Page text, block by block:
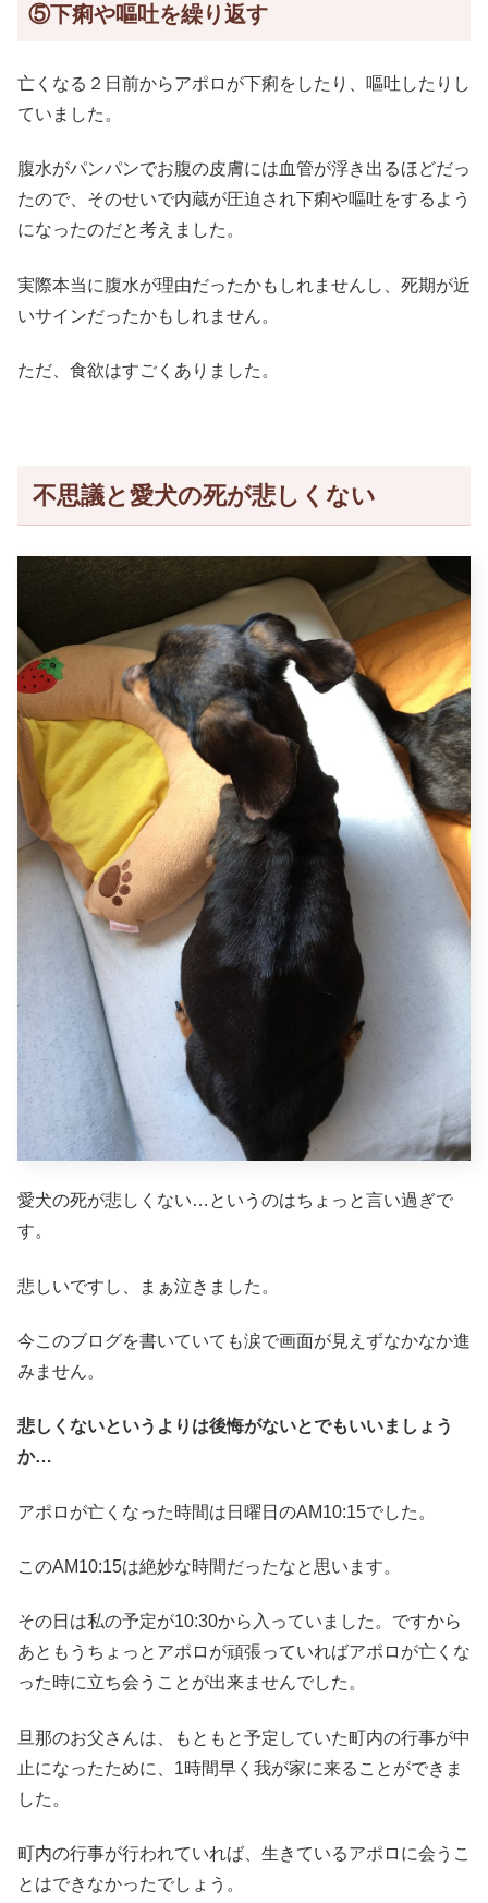
⑤下痢や嘔吐を繰り返す
亡くなる２日前からアポロが下痢をしたり、嘔吐したりし
ていました。
腹水がパンパンでお腹の皮膚には血管が浮き出るほどだっ
たので、そのせいで内蔵が圧迫され下痢や嘔吐をするよう
になったのだと考えました。
実際本当に腹水が理由だったかもしれませんし、死期が近
いサインだったかもしれません。
ただ、食欲はすごくありました。
不思議と愛犬の死が悲しくない
愛犬の死が悲しくない…というのはちょっと言い過ぎで
す。
悲しいですし、まぁ泣きました。
今このブログを書いていても涙で画面が見えずなかなか進
みません。
悲しくないというよりは後悔がないとでもいいましょう
か…
アポロが亡くなった時間は日曜日のAM10:15でした。
このAM10:15は絶妙な時間だったなと思います。
その日は私の予定が10:30から入っていました。ですから
あともうちょっとアポロが頑張っていればアポロが亡くな
った時に立ち会うことが出来ませんでした。
旦那のお父さんは、もともと予定していた町内の行事が中
止になったために、1時間早く我が家に来ることができま
した。
町内の行事が行われていれば、生きているアポロに会うこ
とはできなかったでしょう。